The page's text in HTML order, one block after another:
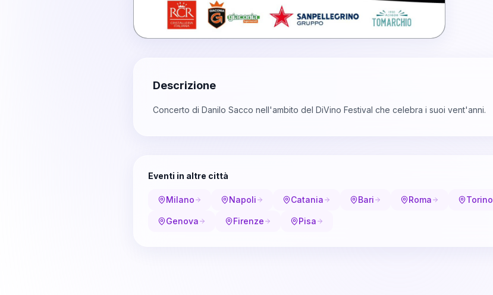
Descrizione
Concerto di Danilo Sacco nell'ambito del DiVino Festival che celebra i suoi vent'anni.
Eventi in altre città
Milano Napoli Catania Bari Roma Torino
Genova Firenze Pisa